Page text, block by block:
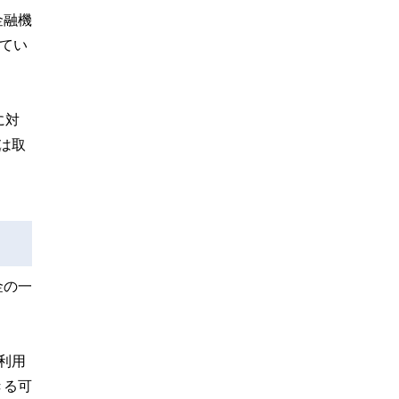
融機
い
対
取
の一
用
る可